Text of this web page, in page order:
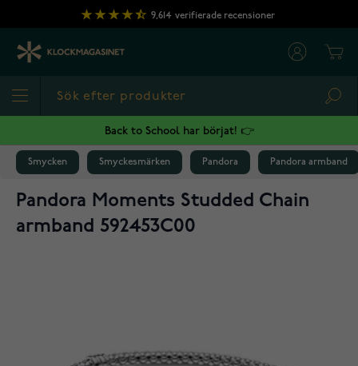
Hoppa till innehållet
9,614 verifierade recensioner
Back to School har börjat! 👉
Smycken Smyckesmärken Pandora Pandora armband
Pandora Moments Studded Chain
armband 592453C00